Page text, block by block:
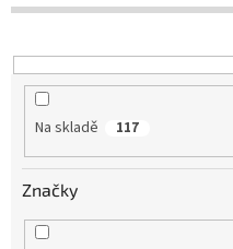
Na skladě 117
Značky